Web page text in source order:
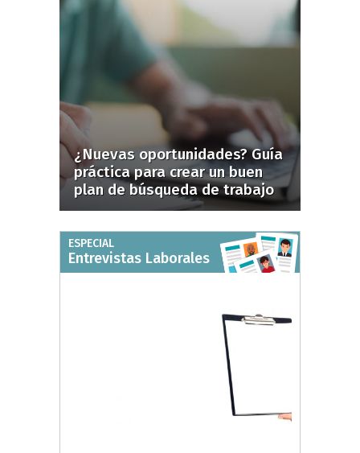
¿Nuevas oportunidades? Guía
práctica para crear un buen
plan de búsqueda de trabajo
ESPECIAL
Entrevistas Laborales